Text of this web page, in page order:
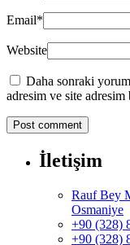
Email*
Website
Daha sonraki
adresim ve site adresim
İletişim
Rauf Bey
Osmaniye
+90 (328)
+90 (328)